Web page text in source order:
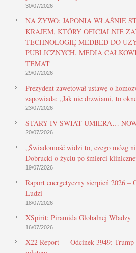
30/07/2026
NA ŻYWO: JAPONIA WŁAŚNIE
KRAJEM, KTÓRY OFICJALNIE
TECHNOLOGIĘ MEDBED DO
PUBLICZNYCH. MEDIA
TEMAT
29/07/2026
Prezydent zawetował ustawę o
zapowiada: „Jak nie drzwiami, to
23/07/2026
STARY IV ŚWIAT UMIERA…
20/07/2026
„Świadomość widzi to, czego mózg
Dobrucki o życiu po śmierci
19/07/2026
Raport energetyczny sierpień 2026 –
Ludzi
18/07/2026
XSpirit: Piramida Globalnej Władzy
16/07/2026
X22 Report — Odcinek 3949: Trump